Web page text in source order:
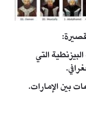
التي
بين الإمارات.